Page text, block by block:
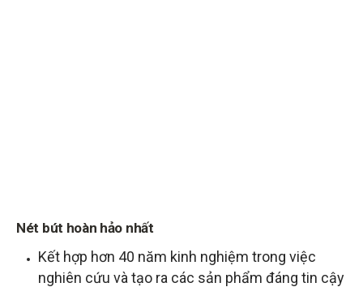
Nét bút hoàn hảo nhất
Kết hợp hơn 40 năm kinh nghiệm trong việc
nghiên cứu và tạo ra các sản phẩm đáng tin cậy